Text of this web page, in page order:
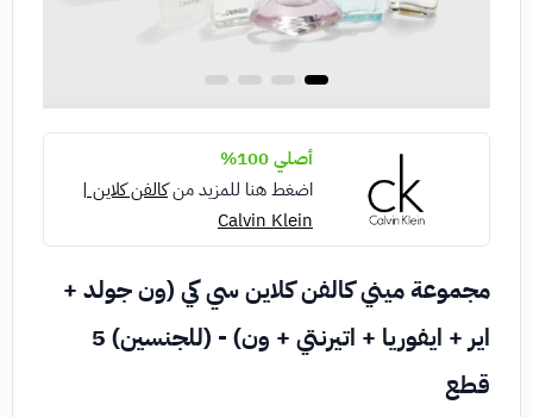
أصلي 100%
اضغط هنا للمزيد منكالفن كلاين |
Calvin Klein
مجموعة ميني كالفن كلاين سي كي (ون جولد +
اير + ايفوريا + اتيرنتي + ون) - (للجنسين) 5
قطع